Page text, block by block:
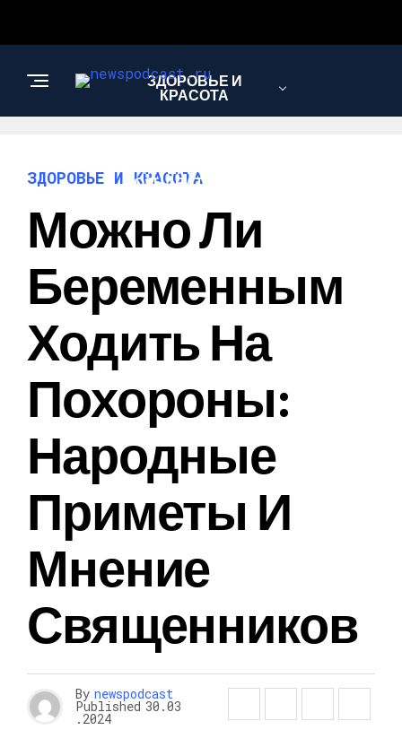
ЗДОРОВЬЕ И
КРАСОТА
ИНТЕРЕСНОЕ И
ПОЗНАВАТЕЛЬНОЕ
ЗДОРОВЬЕ И КРАСОТА
Можно Ли
Беременным
Ходить На
Похороны:
Народные
Приметы И
Мнение
Священников
By newspodcast
Published 30.03
.2024